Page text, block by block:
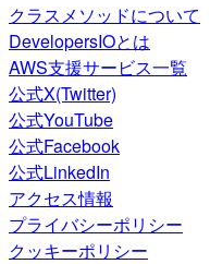
クラスメソッドについて
DevelopersIOとは
AWS支援サービス一覧
公式X(Twitter)
公式YouTube
公式Facebook
公式LinkedIn
アクセス情報
プライバシーポリシー
クッキーポリシー